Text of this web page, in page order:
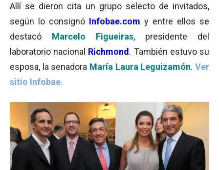
Allí se dieron cita un grupo selecto de invitados,
según lo consignó Infobae.com y entre ellos se
destacó Marcelo Figueiras, presidente del
laboratorio nacional Richmond . También estuvo su
esposa, la senadora María Laura Leguizamón.Ver
sitio Infobae.